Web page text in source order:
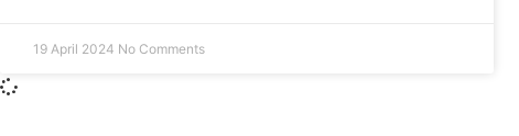
19 April 2024 No Comments